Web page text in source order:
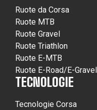
Ruote da Corsa
Ruote MTB
Ruote Gravel
Ruote Triathlon
Ruote E-MTB
Ruote E-Road/E-Gravel
TECNOLOGIE
Tecnologie Corsa